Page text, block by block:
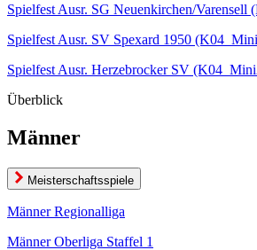
Spielfest Ausr. SG Neuenkirchen/Varensell
Spielfest Ausr. SV Spexard 1950
Spielfest Ausr. Herzebrocker SV
Überblick
Männer
Meisterschaftsspiele
Männer Regionalliga
Männer Oberliga Staffel 1